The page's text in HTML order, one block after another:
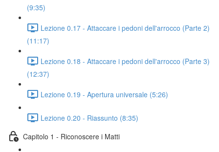
(9:35)
Lezione 0.17 - Attaccare i pedoni dell'arrocco (Parte 2)
(11:17)
Lezione 0.18 - Attaccare i pedoni dell'arrocco (Parte 3)
(12:37)
Lezione 0.19 - Apertura universale (5:26)
Lezione 0.20 - Riassunto (8:35)
Capitolo 1 - Riconoscere i Matti